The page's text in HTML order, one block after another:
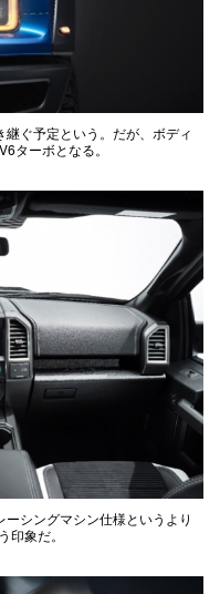
ぐ予定という。だが、ボディ
ターボとなる。
シングマシン仕様というより
象だ。